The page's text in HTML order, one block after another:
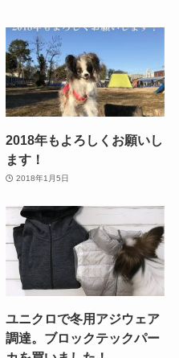
2018年もよろしくお願いし
ます！
2018年1月5日
ユニクロで冬用アジウェア
調達。ブロックテックパー